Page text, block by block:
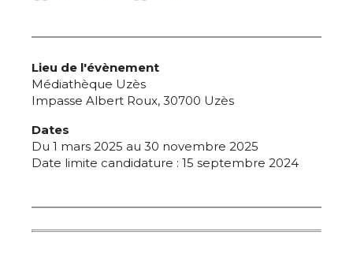
Lieu de l'évènement
Médiathèque Uzès
Impasse Albert Roux, 30700 Uzès
Dates
Du 1 mars 2025 au 30 novembre 2025
Date limite candidature : 15 septembre 2024